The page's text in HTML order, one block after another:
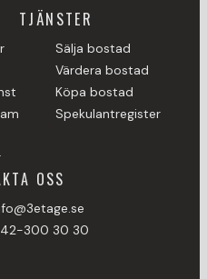
TJÄNSTER
Sälja bostad
Värdera bostad
Köpa bostad
Spekulantregister
OSS
300 30 30